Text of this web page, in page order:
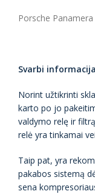
Porsche
Svarbi informacija
Norint užtikrinti
karto po jo
valdymo relę ir
relė yra tinkamai
Taip pat, yra
pakabos sistemą
sena